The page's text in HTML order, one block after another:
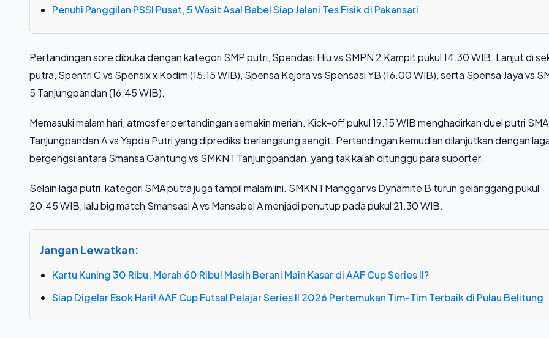
Penuhi Panggilan PSSI Pusat, 5 Wasit Asal Babel Siap Jalani Tes Fisik di Pakansari
Pertandingan sore dibuka dengan kategori SMP putri, Spendasi Hiu vs SMPN 2 Kampit pukul 14.30 WIB. Lanjut di
putra, Spentri C vs Spensix x Kodim (15.15 WIB), Spensa Kejora vs Spensasi YB (16.00 WIB), serta Spensa Jaya vs
5 Tanjungpandan (16.45 WIB).
Memasuki malam hari, atmosfer pertandingan semakin meriah. Kick-off pukul 19.15 WIB menghadirkan duel putri
Tanjungpandan A vs Yapda Putri yang diprediksi berlangsung sengit. Pertandingan kemudian dilanjutkan dengan
bergengsi antara Smansa Gantung vs SMKN 1 Tanjungpandan, yang tak kalah ditunggu para suporter.
Selain laga putri, kategori SMA putra juga tampil malam ini. SMKN 1 Manggar vs Dynamite B turun gelanggang pukul
20.45 WIB, lalu big match Smansasi A vs Mansabel A menjadi penutup pada pukul 21.30 WIB.
Jangan Lewatkan:
Kartu Kuning 30 Ribu, Merah 60 Ribu! Masih Berani Main Kasar di AAF Cup Series II?
Siap Digelar Esok Hari! AAF Cup Futsal Pelajar Series II 2026 Pertemukan Tim-Tim Terbaik di Pulau Belitung